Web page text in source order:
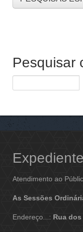
Pesquisar
Atendimento ao
As Sessões
Endereço...: Rua